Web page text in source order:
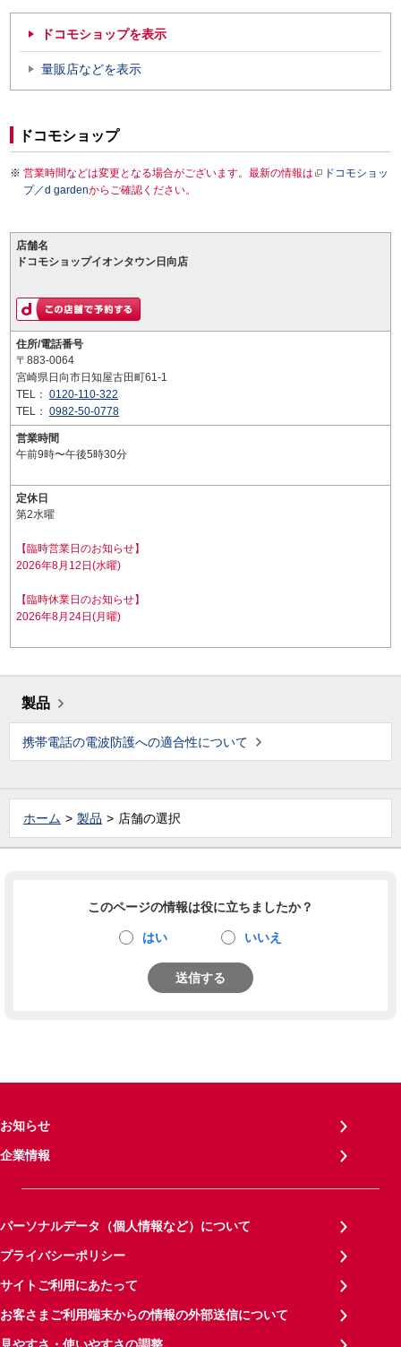
ドコモショップを表示
量販店などを表示
ドコモショップ
営業時間などは変更となる場合がございます。最新の情報は
ドコモショッ
プ／d gardenからご確認ください。
店舗名
ドコモショップイオンタウン日向店
住所/電話番号
〒883-0064
宮崎県日向市日知屋古田町61-1
TEL： 0120-110-322
TEL： 0982-50-0778
営業時間
午前9時〜午後5時30分
定休日
第2水曜
【臨時営業日のお知らせ】
2026年8月12日(水曜)
【臨時休業日のお知らせ】
2026年8月24日(月曜)
製品
携帯電話の電波防護への適合性について
ホーム 製品 店舗の選択
このページの情報は役に立ちましたか？
はい いいえ
送信する
お知らせ
企業情報
パーソナルデータ（個人情報など）について
プライバシーポリシー
サイトご利用にあたって
お客さまご利用端末からの情報の外部送信について